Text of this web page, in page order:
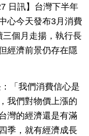
日訊】台灣下半年
心今天發布3月消費
個月走揚，執行長
經濟前景仍存在隱
「我們消費信心是
我們對物價上漲的
灣的經濟還是有滿
季，就有經濟成長